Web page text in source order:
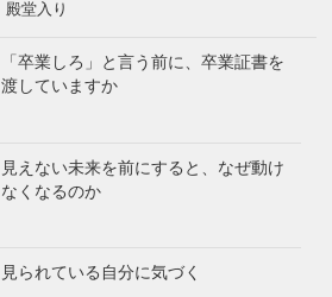
殿堂入り
「卒業しろ」と言う前に、卒業証書を
渡していますか
見えない未来を前にすると、なぜ動け
なくなるのか
見られている自分に気づく